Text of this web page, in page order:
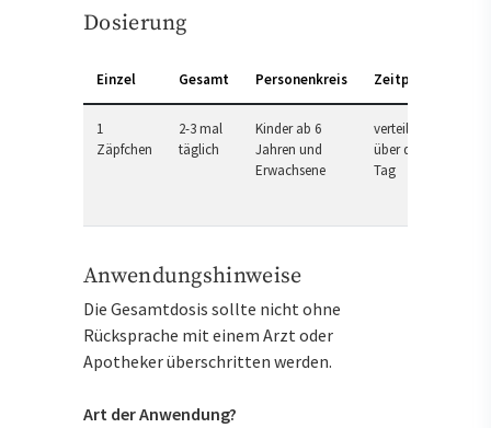
Dosierung
Einzel Gesamt Personenkreis Zeitpunkt
1
Zäpfchen
2-3 mal
täglich
Kinder ab 6
Jahren und
Erwachsene
verteilt
über den
Tag
Anwendungshinweise
Die Gesamtdosis sollte nicht ohne
Rücksprache mit einem Arzt oder
Apotheker überschritten werden.
Art der Anwendung?